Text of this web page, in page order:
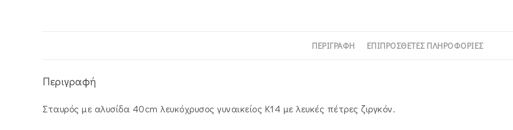
ΠΕΡΙΓΡΑΦΉ ΕΠΙΠΡΌΣΘΕΤΕΣ ΠΛΗΡΟΦΟΡΊΕΣ
Περιγραφή
Σταυρός με αλυσίδα 40cm λευκόχρυσος γυναικείος Κ14 με λευκές πέτρες ζιργκόν.